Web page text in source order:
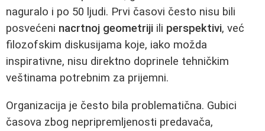
naguralo i po 50 ljudi. Prvi časovi često nisu bili
posvećeni nacrtnoj geometriji ili perspektivi, već
filozofskim diskusijama koje, iako možda
inspirativne, nisu direktno doprinele tehničkim
veštinama potrebnim za prijemni.
Organizacija je često bila problematična. Gubici
časova zbog nepripremljenosti predavača,